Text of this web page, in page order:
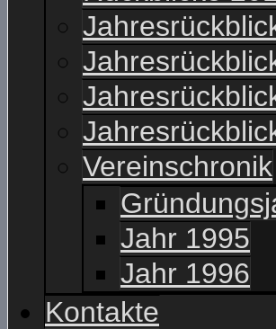
Vereinschronik
Jahr 1995
Jahr 1996
Kontakte